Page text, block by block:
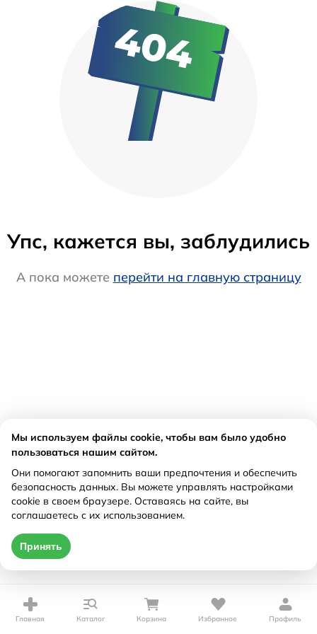
Упс, кажется вы, заблудились
А пока можете перейти на главную страницу
Главная Каталог Корзина Избранное Профиль
Мы используем файлы cookie, чтобы вам было удобно
пользоваться нашим сайтом.
Они помогают запомнить ваши предпочтения и обеспечить
безопасность данных. Вы можете управлять настройками
cookie в своем браузере. Оставаясь на сайте, вы
соглашаетесь с их использованием.
Принять